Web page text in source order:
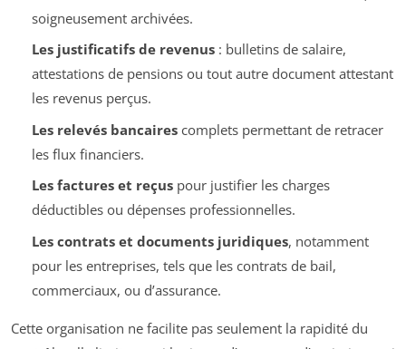
soigneusement archivées.
Les justificatifs de revenus: bulletins de salaire,
attestations de pensions ou tout autre document attestant
les revenus perçus.
Les relevés bancairescomplets permettant de retracer
les flux financiers.
Les factures et reçuspour justifier les charges
déductibles ou dépenses professionnelles.
Les contrats et documents juridiques, notamment
pour les entreprises, tels que les contrats de bail,
commerciaux, ou d’assurance.
Cette organisation ne facilite pas seulement la rapidité du